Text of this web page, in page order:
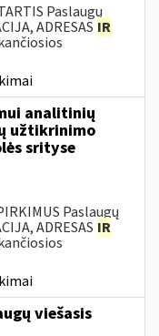
Paslaugų
ADRESAS IR
analitinių
užtikrinimo
srityse
Paslaugų
ADRESAS IR
viešasis